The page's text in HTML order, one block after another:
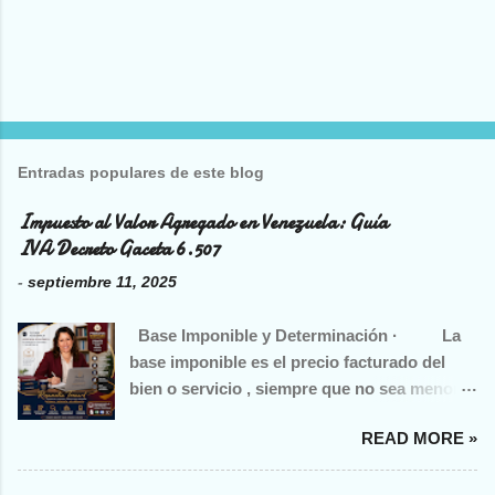
Entradas populares de este blog
Impuesto al Valor Agregado en Venezuela: Guía
IVA Decreto Gaceta 6.507
- septiembre 11, 2025
Base Imponible y Determinación · La
base imponible es el precio facturado del
bien o servicio , siempre que no sea menor
ventas a crédito o contado se toma el mayor
valor entre precio facturado y precio
READ MORE »